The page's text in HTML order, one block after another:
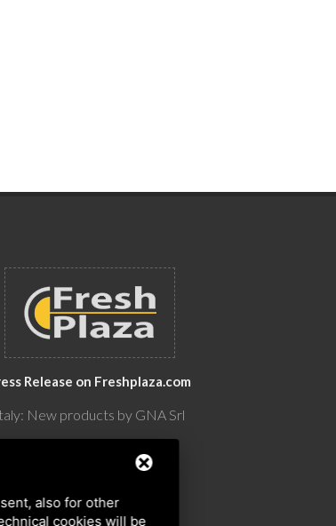
Release on Freshplaza.com
New products by GNA Srl
also for other
cookies will be